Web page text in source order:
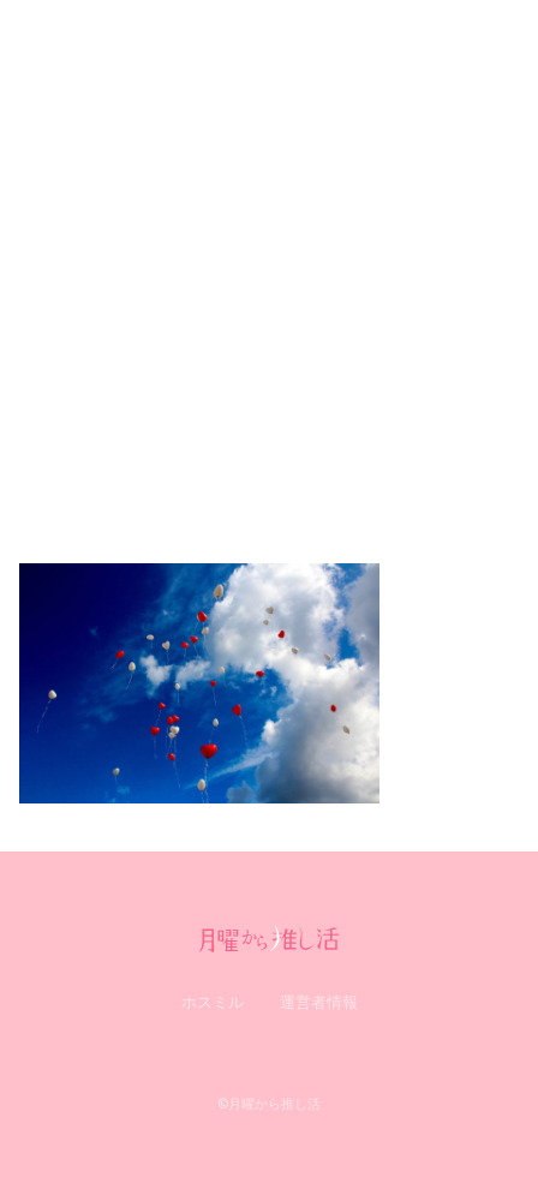
ホスミル 運営者情報
©月曜から推し活